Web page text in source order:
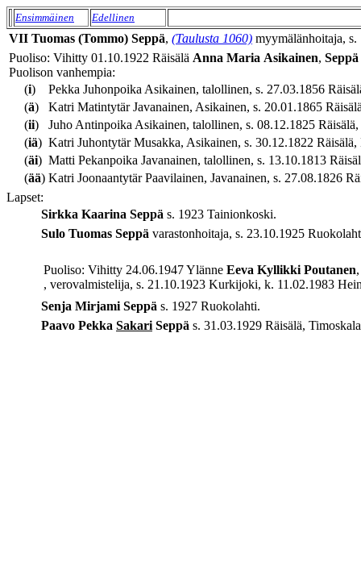
Ensimmäinen Edellinen
VII Tuomas (Tommo) Seppä, (Taulusta 1060) myymälänhoitaja,
Puoliso: Vihitty 01.10.1922 Räisälä Anna Maria Asikainen, Seppä
Puolison vanhempia:
(i)
Pekka Juhonpoika Asikainen, talollinen, s. 27.03.1856
(ä)
Katri Matintytär Javanainen, Asikainen, s. 20.01.1865
(ii)
Juho Antinpoika Asikainen, talollinen, s. 08.12.1825
(iä) Katri Juhontytär Musakka, Asikainen, s. 30.12.1822
(äi) Matti Pekanpoika Javanainen, talollinen, s. 13.10.1813
(ää) Katri Joonaantytär Paavilainen, Javanainen, s. 27.08.1826
Lapset:
Sirkka Kaarina Seppä s. 1923 Tainionkoski.
Sulo Tuomas Seppä varastonhoitaja, s. 23.10.1925
Puoliso: Vihitty 24.06.1947 Ylänne Eeva Kyllikki Poutanen
, verovalmistelija, s. 21.10.1923 Kurkijoki, k. 11.02.1983
Senja Mirjami Seppä s. 1927 Ruokolahti.
Paavo Pekka Sakari Seppä s. 31.03.1929 Räisälä,